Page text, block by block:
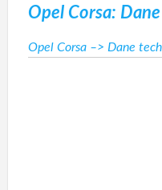
Opel Corsa:
Opel Corsa –> Dane